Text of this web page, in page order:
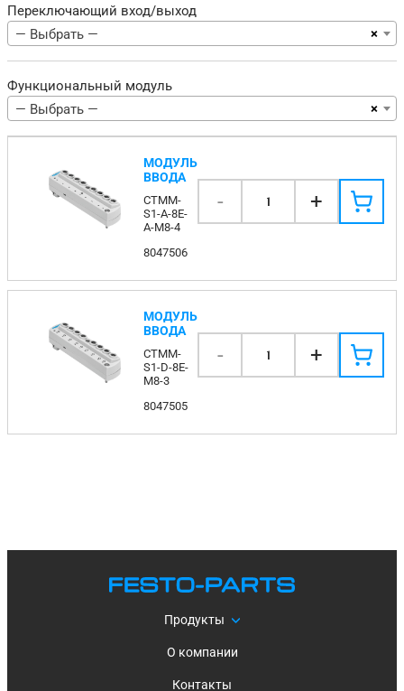
Переключающий вход/выход
×
— Выбрать —
Функциональный модуль
×
— Выбрать —
МОДУЛЬ
ВВОДА
CTMM-
S1-A-8E-
A-M8-4
8047506
- 1 +
МОДУЛЬ
ВВОДА
CTMM-
S1-D-8E-
M8-3
8047505
- 1 +
Продукты
О компании
Контакты